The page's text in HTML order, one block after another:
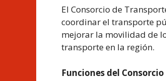
El Consorcio de
coordinar el transporte
mejorar la movilidad de
transporte en la región.
Funciones del